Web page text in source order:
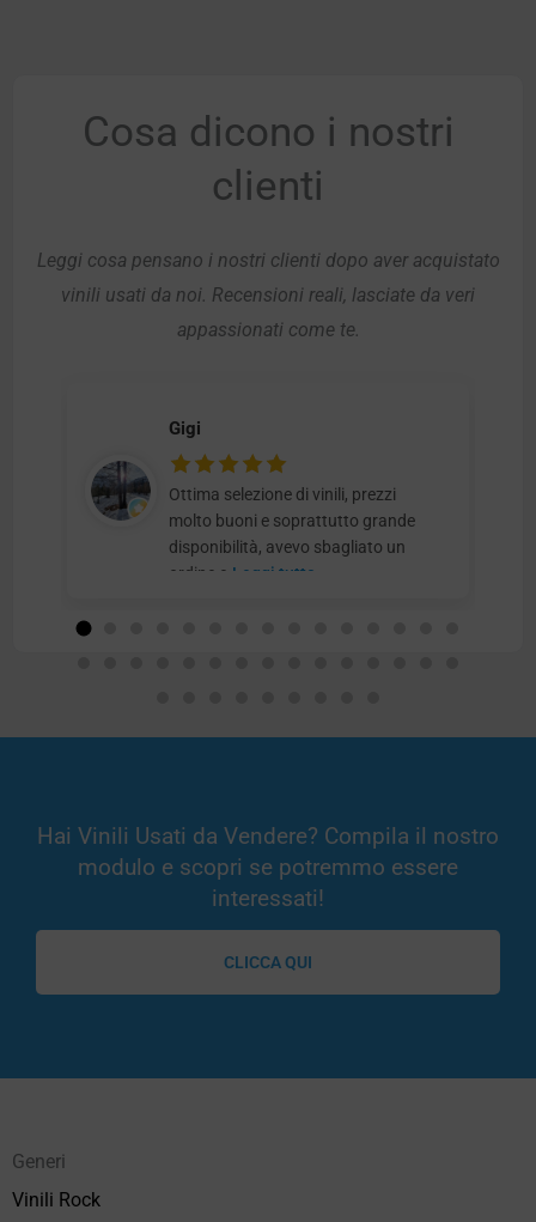
Cosa dicono i nostri
clienti
Leggi cosa pensano i nostri clienti dopo aver acquistato
vinili usati da noi. Recensioni reali, lasciate da veri
appassionati come te.
Gigi
Ottima selezione di vinili, prezzi
molto buoni e soprattutto grande
disponibilità, avevo sbagliato un
ordine e Leggi tutto
Hai Vinili Usati da Vendere? Compila il nostro
modulo e scopri se potremmo essere
interessati!
CLICCA QUI
Generi
Vinili Rock